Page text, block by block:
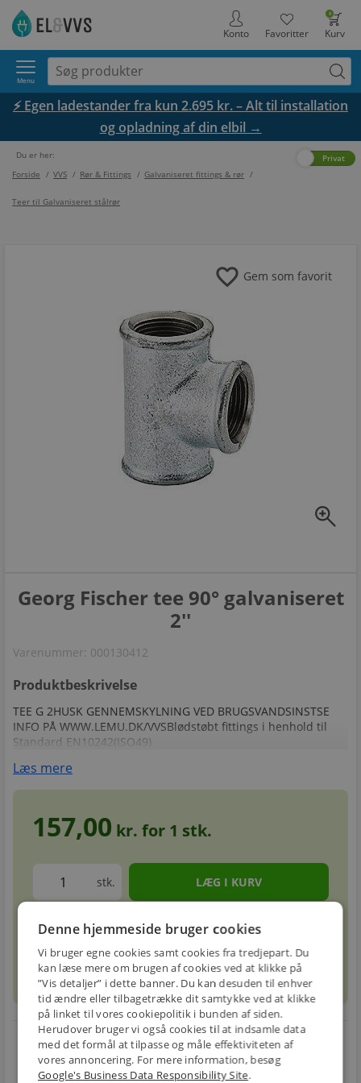
0
Kurv
Favoritter
Konto
Menu
⚡ Egen ladestander fra kun 2.695 kr. – Alt til installation
og opladning af din elbil →
Du er her:
Forside / VVS / Rør & Fittings / Galvaniseret fittings & rør /
Teer til Galvaniseret stålrør
Privat
zoom_in
favorite Gem som favorit
Georg Fischer tee 90° galvaniseret
2''
Varenummer: 000130412
Produktbeskrivelse
TEE G 2HUSK GENNEMSKYLNING VED BRUGSVANDSINSTSE
INFO PÅ WWW.LEMU.DK/VVSBlødstøbt fittings i henhold til
Standard EN10242(ISO49)
Læs mere
157,00 kr. for 1 stk.
stk.
circleForventet leveringstid: 1-3 hverdageinfo
sellPrismatch info
E-MÆRKET
local_shipping
BILLIG
restart_alt
30 DAGES
Denne hjemmeside bruger cookies
Vi bruger egne cookies samt cookies fra tredjepart. Du
kan læse mere om brugen af cookies ved at klikke på
”Vis detaljer” i dette banner. Du kan desuden til enhver
tid ændre eller tilbagetrække dit samtykke ved at klikke
på linket til vores cookiepolitik i bunden af siden.
Herudover bruger vi også cookies til at indsamle data
med det formål at tilpasse og måle effektiviteten af
vores annoncering. For mere information, besøg
Google's Business Data Responsibility Site.